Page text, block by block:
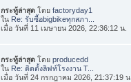
กระทู้ล่าสุด โดยfactoryday1
ใน Re: รับซื้อbigbikeทุกสภา...
เมื่อ วันที่ 11 เมษายน 2026, 22:36:12 น.
กระทู้ล่าสุด โดยproducedd
ใน Re: ติดตั้งลิฟท์โรงงาน T...
เมื่อ วันที่ 24 กรกฎาคม 2026, 21:37:19 น.